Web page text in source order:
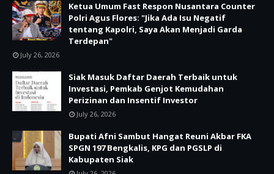
Ketua Umum Fast Respon Nusantara Counter
Polri Agus Flores: "Jika Ada Isu Negatif
tentang Kapolri, Saya Akan Menjadi Garda
Terdepan"
July 26, 2026
Siak Masuk Daftar Daerah Terbaik untuk
Investasi, Pemkab Genjot Kemudahan
Perizinan dan Insentif Investor
July 26, 2026
Bupati Afni Sambut Hangat Reuni Akbar FKA
SPGN 197 Bengkalis, KPG dan PGSLP di
Kabupaten Siak